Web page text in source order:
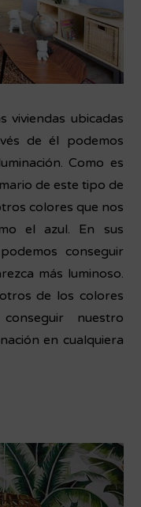
viviendas ubicadas
de él podemos
Como es
de este tipo de
colores que nos
el azul. En sus
conseguir
más luminoso.
de los colores
nuestro
en cualquiera